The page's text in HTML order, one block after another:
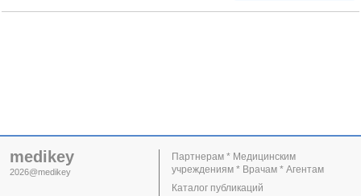
medikey
2026@medikey
Партнерам * Медицинским
учреждениям * Врачам * Агентам
Каталог публикаций